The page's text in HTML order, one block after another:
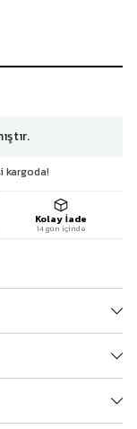
kargoda!
Kolay İade
14 gün içinde